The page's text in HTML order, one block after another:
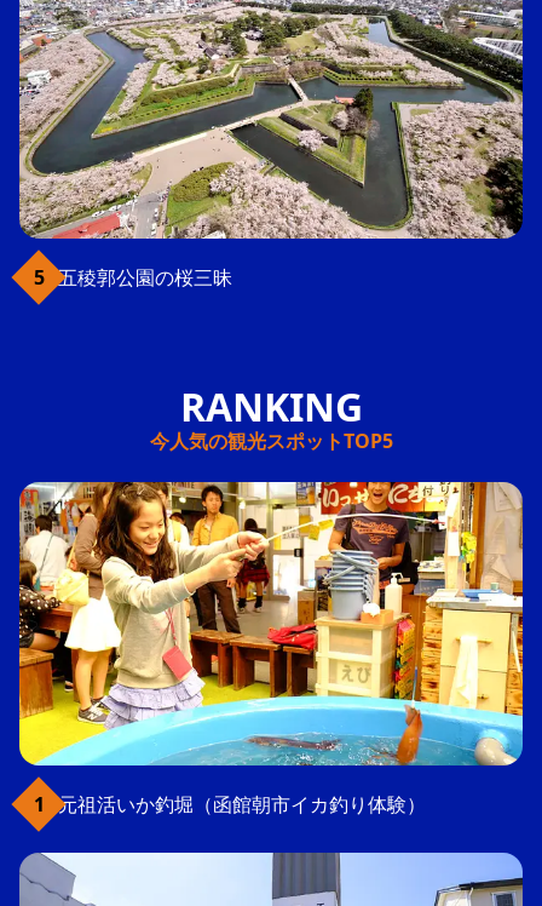
五稜郭公園の桜三昧
今人気の観光スポットTOP5
元祖活いか釣堀（函館朝市イカ釣り体験）